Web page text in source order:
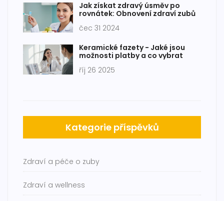
Jak získat zdravý úsměv po
rovnátek: Obnovení zdraví zubů
čec 31 2024
Keramické fazety - Jaké jsou
možnosti platby a co vybrat
říj 26 2025
Kategorie příspěvků
Zdraví a péče o zuby
Zdraví a wellness